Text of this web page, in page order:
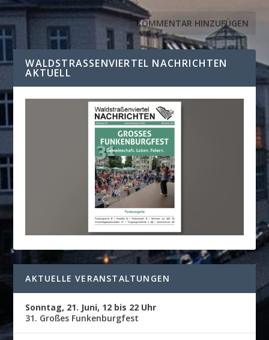
WALDSTRASSENVIERTEL NACHRICHTEN A
KTUELL
AKTUELLE VERANSTALTUNGEN
Sonntag, 21. Juni, 12 bis 22 Uhr
31. Großes Funkenburgfest